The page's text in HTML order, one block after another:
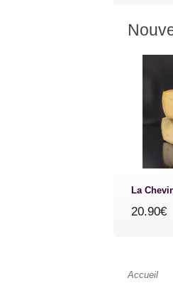
La
20.90€
Accueil